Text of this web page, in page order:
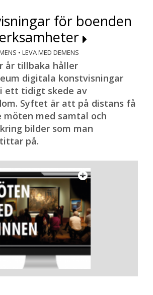
för boenden
• LEVA MED DEMENS
år tillbaka håller
digitala konstvisningar
ett tidigt skede av
Syftet är att på distans få
möten med samtal och
bilder som man
på.